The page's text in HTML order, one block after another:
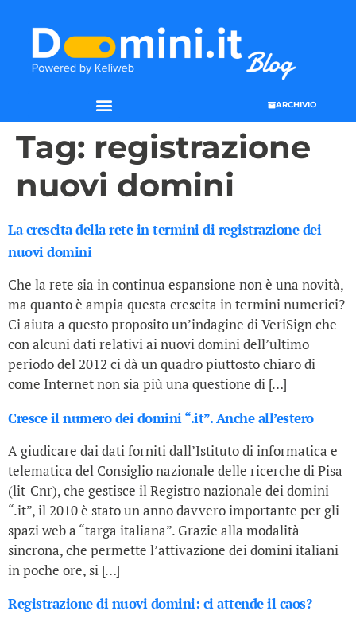
ARCHIVIO
Tag: registrazione
nuovi domini
La crescita della rete in termini di registrazione dei
nuovi domini
Che la rete sia in continua espansione non è una novità,
ma quanto è ampia questa crescita in termini numerici?
Ci aiuta a questo proposito un’indagine di VeriSign che
con alcuni dati relativi ai nuovi domini dell’ultimo
periodo del 2012 ci dà un quadro piuttosto chiaro di
come Internet non sia più una questione di […]
Cresce il numero dei domini “.it”. Anche all’estero
A giudicare dai dati forniti dall’Istituto di informatica e
telematica del Consiglio nazionale delle ricerche di Pisa
(lit-Cnr), che gestisce il Registro nazionale dei domini
“.it”, il 2010 è stato un anno davvero importante per gli
spazi web a “targa italiana”. Grazie alla modalità
sincrona, che permette l’attivazione dei domini italiani
in poche ore, si […]
Registrazione di nuovi domini: ci attende il caos?